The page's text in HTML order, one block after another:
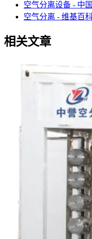
空气分离设备 - 中
空气分离 - 维基百
相关文章